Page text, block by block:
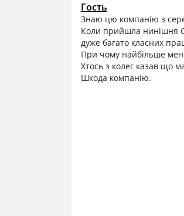
Гость
Знаю цю компанію з
Коли прийшла нинішня
дуже багато класних
При чому найбільше
Хтось з колег казав що
Шкода компанію.